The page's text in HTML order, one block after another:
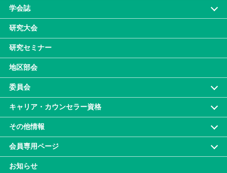
学会誌
研究大会
研究セミナー
地区部会
委員会
キャリア・カウンセラー資格
その他情報
会員専⽤ページ
お知らせ